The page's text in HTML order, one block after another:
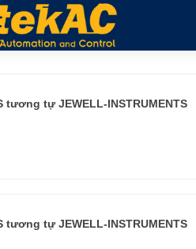
tương tự JEWELL-INSTRUMENTS
tương tự JEWELL-INSTRUMENTS